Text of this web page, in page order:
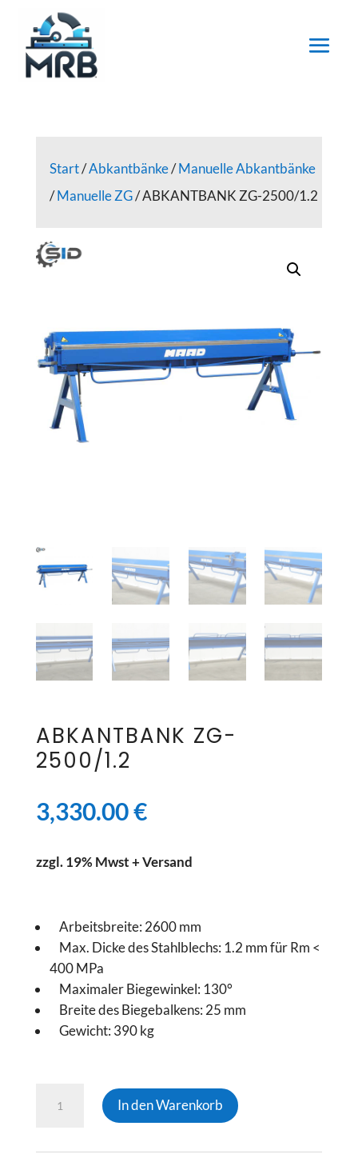
Start/Abkantbänke/Manuelle Abkantbänke
/Manuelle ZG/ ABKANTBANK ZG-2500/1.2
ABKANTBANK ZG-
2500/1.2
3,330.00€
zzgl. 19% Mwst + Versand
Arbeitsbreite: 2600 mm
Max. Dicke des Stahlblechs: 1.2 mm für Rm <
400 MPa
Maximaler Biegewinkel: 130°
Breite des Biegebalkens: 25 mm
Gewicht: 390 kg
ABKANTBANK
2500/1.2
In den Warenkorb